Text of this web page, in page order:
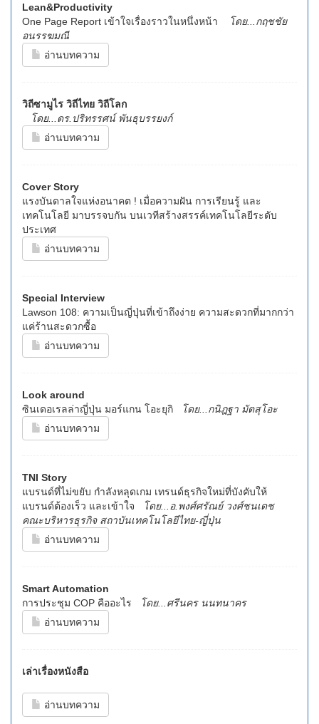
Lean&Productivity
One Page Report เข้าใจเรื่องราวในหนึ่งหน้า
โดย...กฤชชัย
อนรรฆมณี
อ่านบทความ
วิถีซามูไร วิถีไทย วิถีโลก
โดย...ดร.ปริทรรศน์ พันธุบรรยงก์
อ่านบทความ
Cover Story
แรงบันดาลใจแห่งอนาคต ! เมื่อความฝัน การเรียนรู้ และ
เทคโนโลยี มาบรรจบกัน บนเวทีสร้างสรรค์เทคโนโลยีระดับ
ประเทศ
อ่านบทความ
Special Interview
Lawson 108: ความเป็นญี่ปุ่นที่เข้าถึงง่าย ความสะดวกที่มากกว่า
แค่ร้านสะดวกซื้อ
อ่านบทความ
Look around
ซินเดอเรลล่าญี่ปุ่น มอร์แกน โอะยุกิ
โดย...กนิฎฐา มัตสุโอะ
อ่านบทความ
TNI Story
แบรนด์ที่ไม่ขยับ กำลังหลุดเกม เทรนด์ธุรกิจใหม่ที่บังคับให้
แบรนด์ต้องเร็ว และเข้าใจ
โดย...อ.พงศ์ศรัณย์ วงศ์ชนเดช
คณะบริหารธุรกิจ สถาบันเทคโนโลยีไทย-ญี่ปุ่น
อ่านบทความ
Smart Automation
การประชุม COP คืออะไร
โดย...ศรีนคร นนทนาคร
อ่านบทความ
เล่าเรื่องหนังสือ
อ่านบทความ